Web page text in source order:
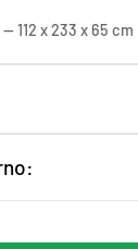
112 x 233 x 65 cm